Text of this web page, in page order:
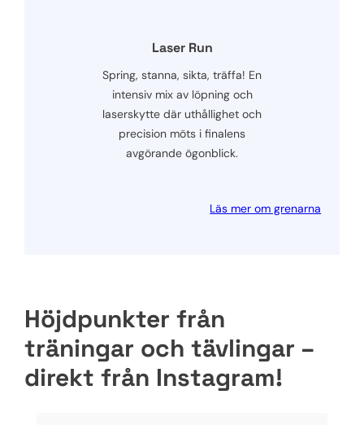
Laser Run
Spring, stanna, sikta, träffa! En
intensiv mix av löpning och
laserskytte där uthållighet och
precision möts i finalens
avgörande ögonblick.
Läs mer om grenarna
Höjdpunkter från
träningar och tävlingar –
direkt från Instagram!